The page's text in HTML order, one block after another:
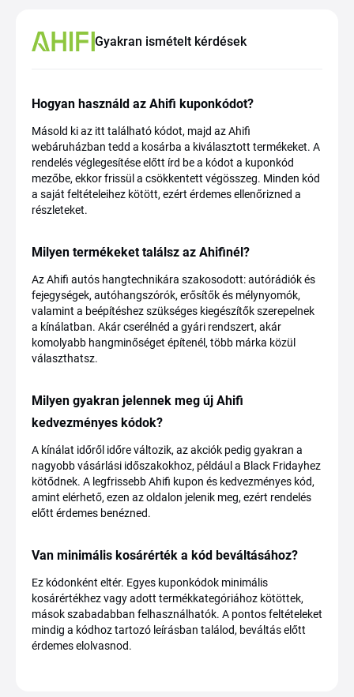
Gyakran ismételt kérdések
Hogyan használd az Ahifi kuponkódot?
Másold ki az itt található kódot, majd az Ahifi
webáruházban tedd a kosárba a kiválasztott termékeket. A
rendelés véglegesítése előtt írd be a kódot a kuponkód
mezőbe, ekkor frissül a csökkentett végösszeg. Minden kód
a saját feltételeihez kötött, ezért érdemes ellenőrizned a
részleteket.
Milyen termékeket találsz az Ahifinél?
Az Ahifi autós hangtechnikára szakosodott: autórádiók és
fejegységek, autóhangszórók, erősítők és mélynyomók,
valamint a beépítéshez szükséges kiegészítők szerepelnek
a kínálatban. Akár cserélnéd a gyári rendszert, akár
komolyabb hangminőséget építenél, több márka közül
választhatsz.
Milyen gyakran jelennek meg új Ahifi
kedvezményes kódok?
A kínálat időről időre változik, az akciók pedig gyakran a
nagyobb vásárlási időszakokhoz, például a Black Fridayhez
kötődnek. A legfrissebb Ahifi kupon és kedvezményes kód,
amint elérhető, ezen az oldalon jelenik meg, ezért rendelés
előtt érdemes benézned.
Van minimális kosárérték a kód beváltásához?
Ez kódonként eltér. Egyes kuponkódok minimális
kosárértékhez vagy adott termékkategóriához kötöttek,
mások szabadabban felhasználhatók. A pontos feltételeket
mindig a kódhoz tartozó leírásban találod, beváltás előtt
érdemes elolvasnod.